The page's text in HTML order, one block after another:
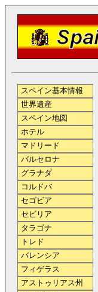
スペイン基本情報
世界遺産
スペイン地図
ホテル
マドリード
バルセロナ
グラナダ
コルドバ
セゴビア
セビリア
タラゴナ
トレド
バレンシア
フィゲラス
アストゥリアス州